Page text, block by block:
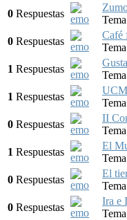
0 Respuestas
0 Respuestas
Café
1 Respuestas
1 Respuestas
UCM
0 Respuestas
II
1 Respuestas
El
0 Respuestas
El
0 Respuestas
Ira e